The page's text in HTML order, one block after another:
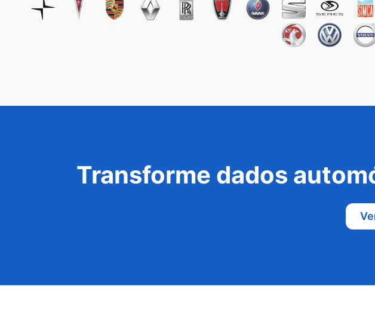
Transforme dados